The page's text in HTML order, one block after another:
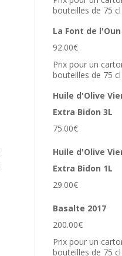
bouteilles de 75 cl
La Font de l'Oun
92.00€
Prix pour un
bouteilles de 75 cl
Huile d'Olive
Extra Bidon 3L
75.00€
Huile d'Olive
Extra Bidon 1L
29.00€
Basalte 2017
200.00€
Prix pour un
bouteilles de 75 cl